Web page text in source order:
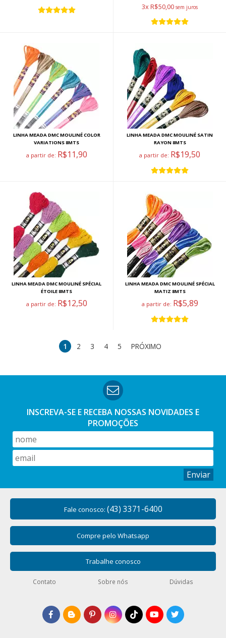
3x R$50,00
LINHA MEADA DMC MOULINÉ COLOR
VARIATIONS 8MTS
a partir de: R$11,90
LINHA MEADA DMC MOULINÉ SATIN
RAYON 8MTS
a partir de: R$19,50
LINHA MEADA DMC MOULINÉ SPÉCIAL
ÉTOILE 8MTS
a partir de: R$12,50
LINHA MEADA DMC MOULINÉ SPÉCIAL
MATIZ 8MTS
a partir de: R$5,89
1 2 3 4 5 PRÓXIMO
INSCREVA-SE E RECEBA NOSSAS NOVIDADES E
PROMOÇÕES
Enviar
Fale conosco: (43) 3371-6400
Compre pelo Whatsapp
Trabalhe conosco
Contato Sobre nós Dúvidas